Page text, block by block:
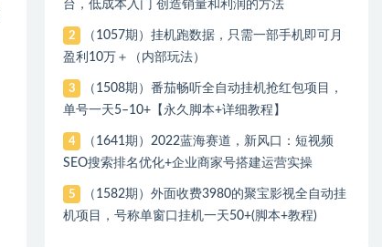
台，低成本入门 创造销量和利润的方法
2
（1057期）挂机跑数据，只需一部手机即可月
盈利10万＋（内部玩法）
3
（1508期）番茄畅听全自动挂机抢红包项目，
单号一天5–10+【永久脚本+详细教程】
4
（1641期）2022蓝海赛道，新风口：短视频
SEO搜索排名优化+企业商家号搭建运营实操
5
（1582期）外面收费3980的聚宝影视全自动挂
机项目，号称单窗口挂机一天50+(脚本+教程)